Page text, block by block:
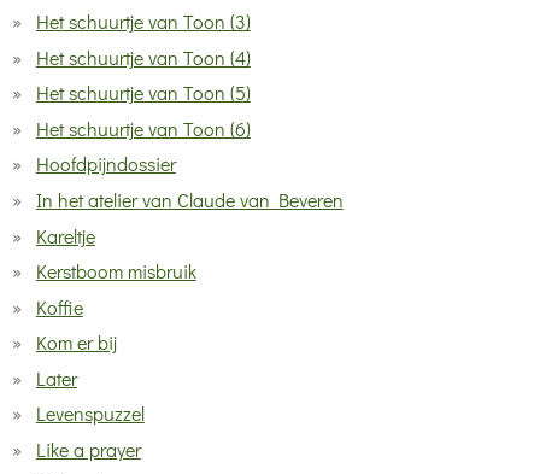
Het schuurtje van Toon (3)
Het schuurtje van Toon (4)
Het schuurtje van Toon (5)
Het schuurtje van Toon (6)
Hoofdpijndossier
In het atelier van Claude van Beveren
Kareltje
Kerstboom misbruik
Koffie
Kom er bij
Later
Levenspuzzel
Like a prayer